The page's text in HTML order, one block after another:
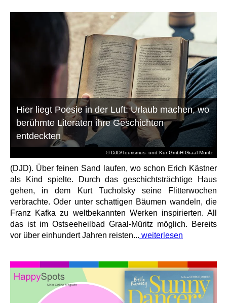
© DJD/Tourismus- und Kur GmbH Graal-Müritz
Hier liegt Poesie in der Luft: Urlaub machen, wo
berühmte Literaten ihre Geschichten
entdeckten
(DJD). Über feinen Sand laufen, wo schon Erich Kästner
als Kind spielte. Durch das geschichtsträchtige Haus
gehen, in dem Kurt Tucholsky seine Flitterwochen
verbrachte. Oder unter schattigen Bäumen wandeln, die
Franz Kafka zu weltbekannten Werken inspirierten. All
das ist im Ostseeheilbad Graal-Müritz möglich. Bereits
vor über einhundert Jahren reisten... weiterlesen